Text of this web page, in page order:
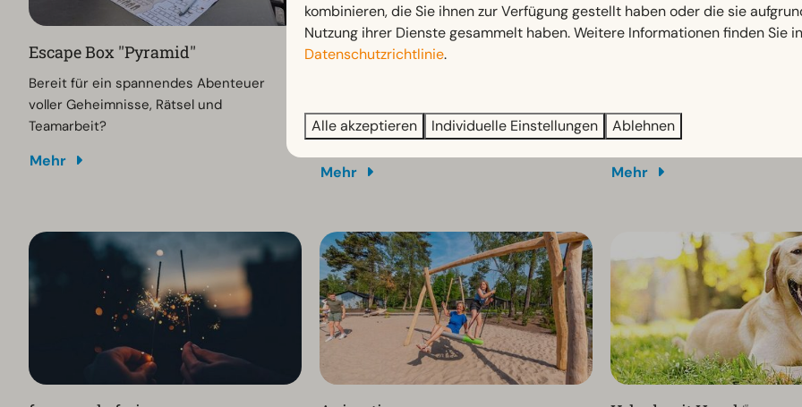
Escape Box ''Pyramid''
Bereit für ein spannendes Abenteuer
voller Geheimnisse, Rätsel und
Teamarbeit?
Mehr
Spielplatz
können sich auf den Spielgeräten im
Mehr
oder Tennis gespielt werden.
Veluwe über einen Bouleplatz.
Mehr
kombinieren, die Sie ihnen zur Verfügung gestellt haben oder die sie
Nutzung ihrer Dienste gesammelt haben. Weitere Informationen finden Sie
Datenschutzrichtlinie.
Alle akzeptieren Individuelle Einstellungen Ablehnen